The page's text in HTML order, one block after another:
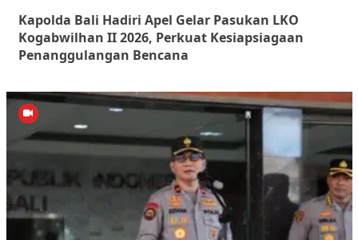
Kapolda Bali Hadiri Apel Gelar Pasukan LKO
Kogabwilhan II 2026, Perkuat Kesiapsiagaan
Penanggulangan Bencana